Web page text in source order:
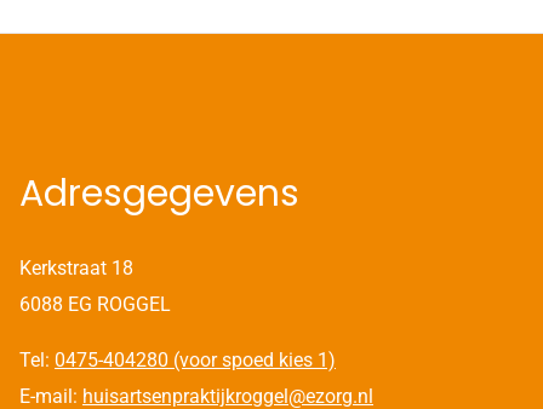
Adresgegevens
Kerkstraat 18
6088 EG ROGGEL
Tel: 0475-404280 (voor spoed kies 1)
E-mail: huisartsenpraktijkroggel@ezorg.nl